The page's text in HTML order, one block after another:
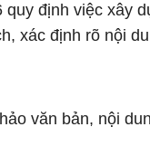
định việc xây
xác định rõ nội
văn bản, nội